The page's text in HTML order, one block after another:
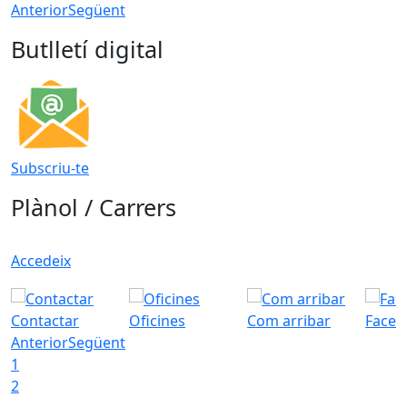
AnteriorSegüent
Butlletí digital
Subscriu-te
Plànol / Carrers
Accedeix
Contactar Oficines Com arribar
AnteriorSegüent
1
2